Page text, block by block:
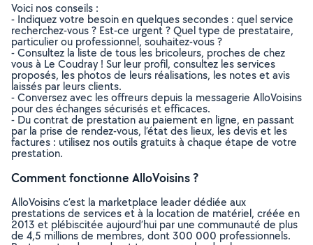
Voici nos conseils :
- Indiquez votre besoin en quelques secondes : quel service
recherchez-vous ? Est-ce urgent ? Quel type de prestataire,
particulier ou professionnel, souhaitez-vous ?
- Consultez la liste de tous les bricoleurs, proches de chez
vous à Le Coudray ! Sur leur profil, consultez les services
proposés, les photos de leurs réalisations, les notes et avis
laissés par leurs clients.
- Conversez avec les offreurs depuis la messagerie AlloVoisins
pour des échanges sécurisés et efficaces.
- Du contrat de prestation au paiement en ligne, en passant
par la prise de rendez-vous, l’état des lieux, les devis et les
factures : utilisez nos outils gratuits à chaque étape de votre
prestation.
Comment fonctionne AlloVoisins ?
AlloVoisins c’est la marketplace leader dédiée aux
prestations de services et à la location de matériel, créée en
2013 et plébiscitée aujourd’hui par une communauté de plus
de 4,5 millions de membres, dont 300 000 professionnels.